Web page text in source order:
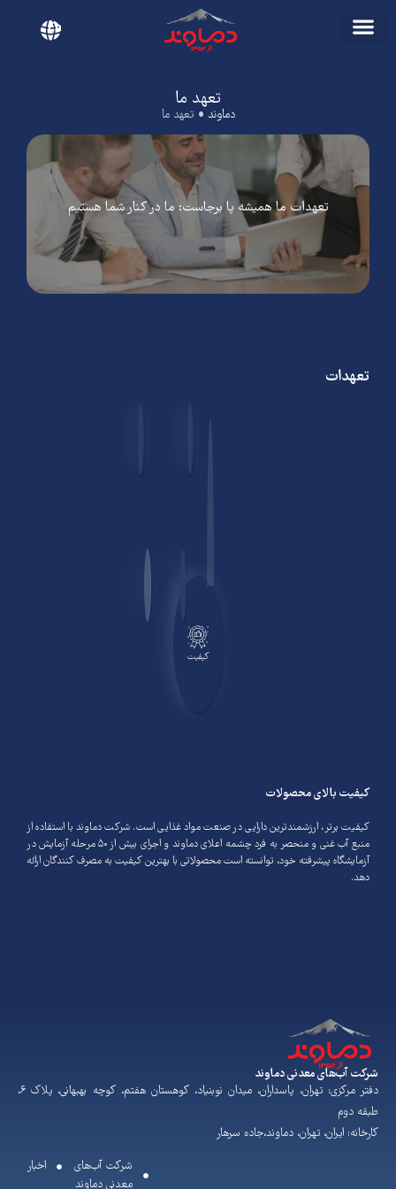
En
تعهد ما
دماوند • تعهد ما
تعهدات ما همیشه پا برجاست: ما در کنار شما هستیم
تعهدات
کیفیت بالای محصولات
کیفیت برتر، ارزشمندترین دارایی در صنعت مواد غذایی است. شرکت دماوند با استفاده از
منبع آب غنی و منحصر به فرد چشمه اعلای دماوند و اجرای بیش از ۵۰ مرحله آزمایش در
آزمایشگاه پیشرفته خود، توانسته است محصولاتی با بهترین کیفیت به مصرف کنندگان ارائه
دهد.
کیفیت
شرکت آب‌های معدنی دماوند
دفتر مرکزی: تهران، پاسداران، میدان نوبنیاد، کوهستان هفتم، کوچه بهبهانی، پلاک ۶،
طبقه دوم
کارخانه: ایران، تهران، دماوند،جاده سرهار
شرکت آب‌های
معدنی دماوند
اخبار